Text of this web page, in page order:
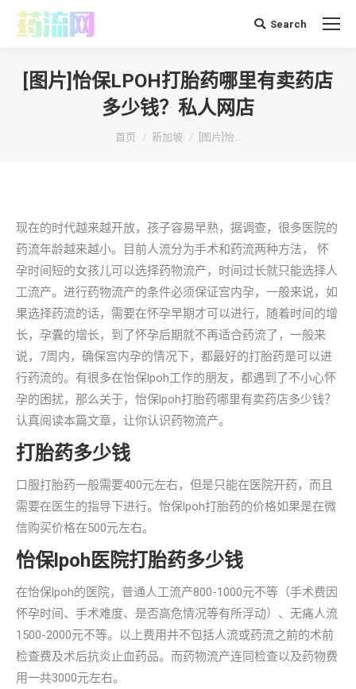
搜 Search
[图片]怡保LPOH打胎药哪里有卖药店
多少钱？私人网店
你在这里：
首页 新加坡 [图片]怡…
现在的时代越来越开放，孩子容易早熟，据调查，很多医院的
药流年龄越来越小。目前人流分为手术和药流两种方法， 怀
孕时间短的女孩儿可以选择药物流产，时间过长就只能选择人
工流产。进行药物流产的条件必须保证宫内孕，一般来说，如
果选择药流的话，需要在怀孕早期才可以进行，随着时间的增
长，孕囊的增长，到了怀孕后期就不再适合药流了，一般来
说，7周内，确保宫内孕的情况下，都最好的打胎药是可以进
行药流的。有很多在怡保lpoh工作的朋友，都遇到了不小心怀
孕的困扰，那么关于，怡保lpoh打胎药哪里有卖药店多少钱？
认真阅读本篇文章，让你认识药物流产。
打胎药多少钱
口服打胎药一般需要400元左右，但是只能在医院开药，而且
需要在医生的指导下进行。怡保lpoh打胎药的价格如果是在微
信购买价格在500元左右。
怡保lpoh医院打胎药多少钱
在怡保lpoh的医院，普通人工流产800-1000元不等（手术费因
怀孕时间、手术难度、是否高危情况等有所浮动）、无痛人流
1500-2000元不等。以上费用并不包括人流或药流之前的术前
检查费及术后抗炎止血药品。而药物流产连同检查以及药物费
用一共3000元左右。